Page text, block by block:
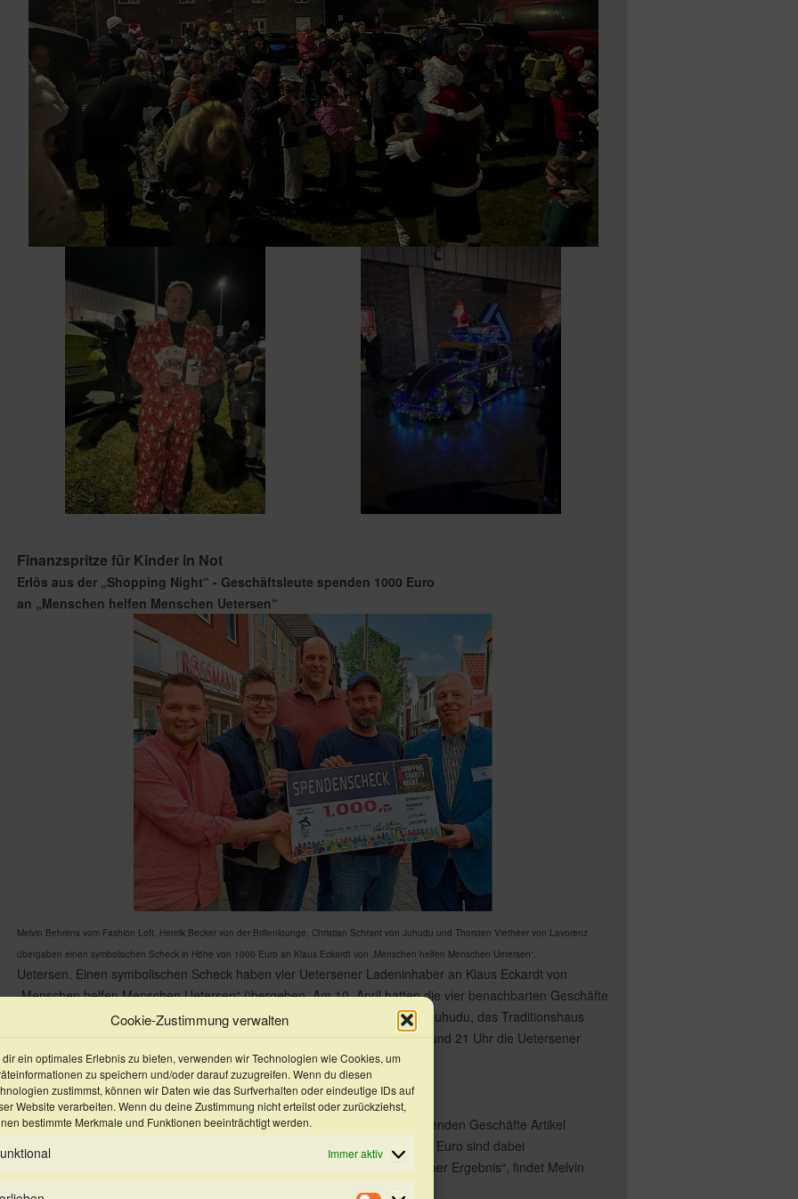
Cookie-Zustimmung verwalten
dir ein optimales Erlebnis zu bieten, verwenden wir Technologien wie Cookies, um
zu speichern und/oder darauf zuzugreifen. Wenn du diesen
zustimmst, können wir Daten wie das Surfverhalten oder eindeutige IDs auf
Website verarbeiten. Wenn du deine Zustimmung nicht erteilst oder zurückziehst,
bestimmte Merkmale und Funktionen beeinträchtigt werden.
Immer aktiv
Finanzspritze für Kinder in Not
Erlös aus der „Shopping Night“ - Geschäftsleute spenden 1000 Euro
an „Menschen helfen Menschen Uetersen“
Melvin Behrens vom Fashion Loft, Henrik Becker von der Brillenlounge, Christian Schrant von Juhudu und Thorsten Vietheer von Lavorenz
übergaben einen symbolischen Scheck in Höhe von 1000 Euro an Klaus Eckardt von „Menschen helfen Menschen Uetersen“.
Uetersen. Einen symbolischen Scheck haben vier Uetersener Ladeninhaber an Klaus Eckardt von
„Menschen helfen Menschen Uetersen“ übergeben. Am 10. April hatten die vier benachbarten Geschäfte
in der Uetersener Innenstadt – das Fashion Loft, das Süßwarengeschäft Juhudu, das Traditionshaus
Lavorenz und die Brillenlounge – mit einer „Shopping Night“ zwischen 18 und 21 Uhr die Uetersener
Fußgängerzone belebt.
Charity-Auktion brachte das Geld zusammen
Ein besonderer Höhepunkt war die „Charity-Auktion“, bei der die teilnehmenden Geschäfte Artikel
gestiftet haben, die während der Auktion unter den Hammer kamen. 1000 Euro sind dabei
zusammengekommen. „Es war an dem Tag sehr kalt, dafür ist das ein super Ergebnis“, findet Melvin